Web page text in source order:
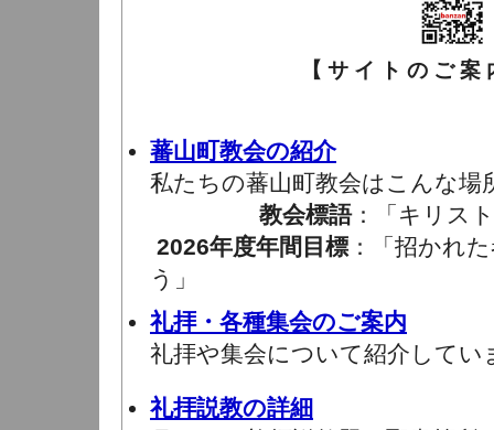
【 サ イ ト の ご 案 内
蕃山町教会の紹介
私たちの蕃山町教会はこんな場
教会標語：「キリス
2026年度年間目標 ：「招かれ
う」
礼拝・各種集会のご案内
礼拝や集会について紹介してい
礼拝説教の詳細